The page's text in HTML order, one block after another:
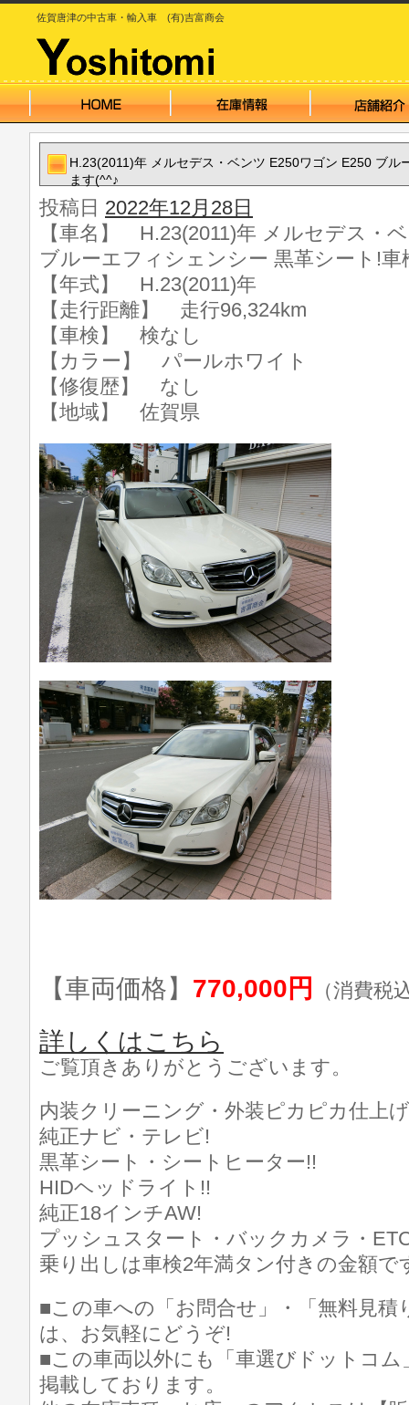
佐賀唐津の中古車・輸入車 (有)吉富商会
H.23(2011)年 メルセデス・ベンツ E250ワゴン E250 ブル
ます(^^♪
投稿日 2022年12月28日
【車名】 H.23(2011)年 メルセデス・
ブルーエフィシェンシー 黒革シート!車
【年式】 H.23(2011)年
【走行距離】 走行96,324km
【車検】 検なし
【カラー】 パールホワイト
【修復歴】 なし
【地域】 佐賀県
【車両価格】 770,000円 （消費税
詳しくはこちら
ご覧頂きありがとうございます。
内装クリーニング・外装ピカピカ仕上
純正ナビ・テレビ!
黒革シート・シートヒーター!!
HIDヘッドライト!!
純正18インチAW!
プッシュスタート・バックカメラ・
乗り出しは車検2年満タン付きの金額
■この車への「お問合せ」・「無料見積
は、お気軽にどうぞ!
■この車両以外にも「車選びドットコ
掲載しております。